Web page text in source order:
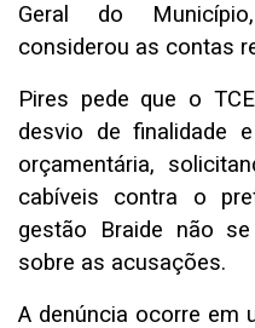
Geral do
considerou as contas
Pires pede que o
desvio de finalidade
orçamentária,
cabíveis contra o
gestão Braide não
sobre as acusações.
A denúncia ocorre em